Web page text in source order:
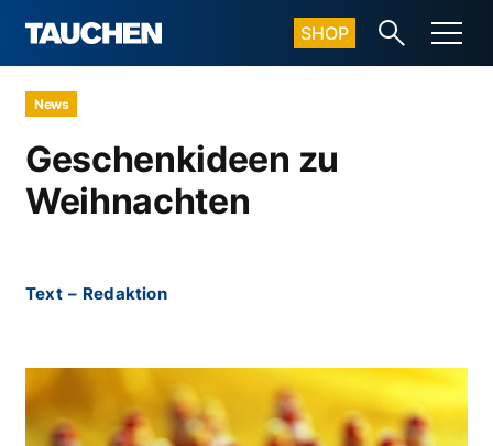
SHOP
News
Geschenkideen zu
Weihnachten
Text – Redaktion